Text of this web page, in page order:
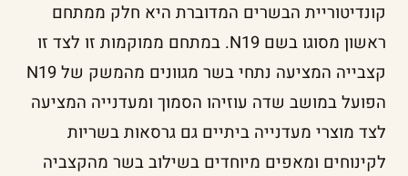
קונדיטוריית הבשרים המדוברת היא חלק ממתחם
ראשון מסוגו בשם N19. במתחם ממוקמות זו לצד זו
קצבייה המציעה נתחי בשר מגוונים מהמשק של N19
הפועל במושב שדה עוזיהו הסמוך ומעדנייה המציעה
לצד מוצרי מעדנייה ביתיים גם גרסאות בשריות
לקינוחים ומאפים מיוחדים בשילוב בשר מהקצביה